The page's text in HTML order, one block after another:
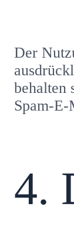
Der
behalten
Spam-
4.